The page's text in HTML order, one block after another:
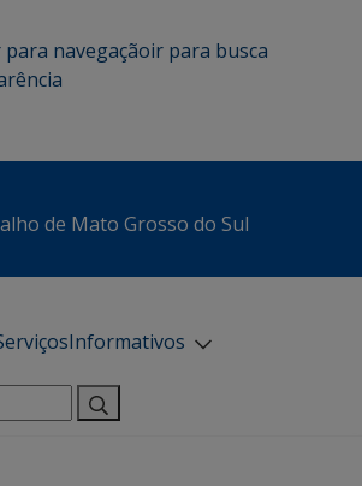
para navegaçãoir para busca
de Mato Grosso do Sul
Informativos